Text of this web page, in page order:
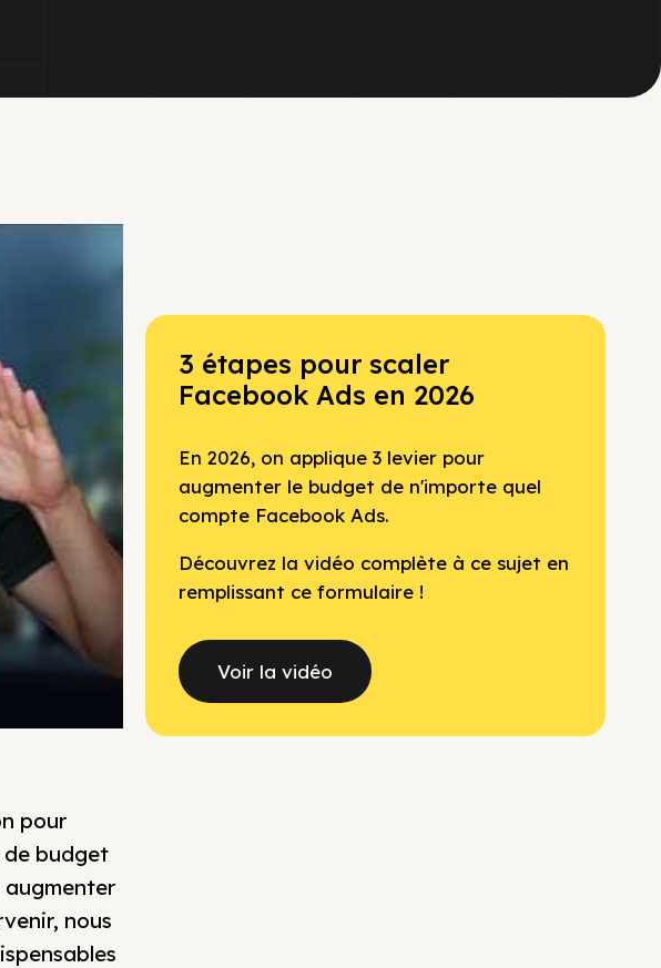
pour
de budget
augmenter
nous
3 étapes pour scaler
Facebook Ads en 2026
En 2026, on applique 3 levier pour
augmenter le budget de n'importe quel
compte Facebook Ads.
Découvrez la vidéo complète à ce sujet en
remplissant ce formulaire !
Voir la vidéo